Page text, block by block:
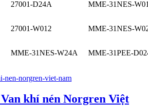
27001-D24A MME-31NES-
27001-W012 MME-31NES-
MME-31NES-W24A
MME-31PEE-
khí nén Norgren Việt